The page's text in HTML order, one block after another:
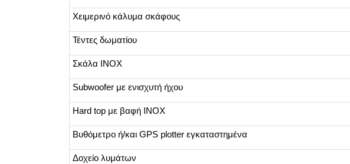
Χειμερινό κάλυμα σκάφους
Τέντες δωματίου
Σκάλα INOX
Subwoofer με ενισχυτή ήχου
Hard top με βαφή INOX
Βυθόμετρο ή/και GPS plotter εγκαταστημένα
Δοχείο λυμάτων